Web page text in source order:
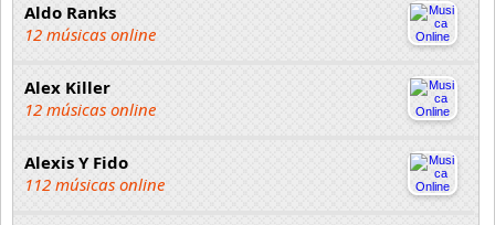
Aldo Ranks
12 músicas online
Alex Killer
12 músicas online
Alexis Y Fido
112 músicas online